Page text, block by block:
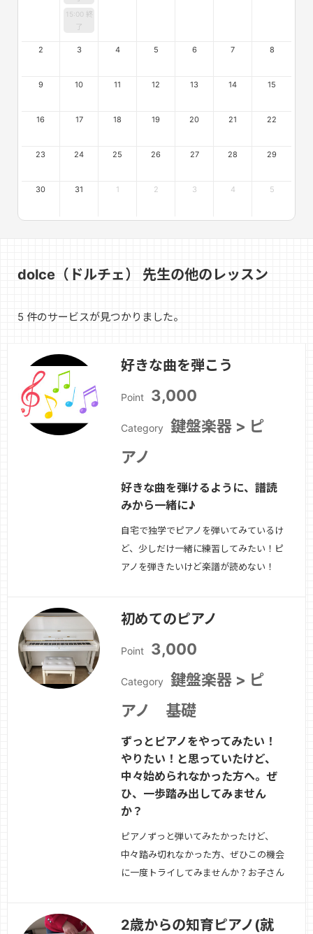
15:00 終
了
2 3 4 5 6 7 8
9 10 11 12 13 14 15
16 17 18 19 20 21 22
23 24 25 26 27 28 29
30 31 1 2 3 4 5
dolce（ドルチェ） 先生の他のレッスン
5 件のサービスが見つかりました。
好きな曲を弾こう
Point 3,000
Category
鍵盤楽器 > ピ
アノ
好きな曲を弾けるように、譜読
みから一緒に♪
自宅で独学でピアノを弾いてみているけ
ど、少しだけ一緒に練習してみたい！ピ
アノを弾きたいけど楽譜が読めない！
ます。一緒に練習させてください！
初めてのピアノ
Point 3,000
Category
鍵盤楽器 > ピ
アノ 基礎
ずっとピアノをやってみたい！
やりたい！と思っていたけど、
中々始められなかった方へ。ぜ
ひ、一歩踏み出してみません
か？
ピアノずっと弾いてみたかったけど、
中々踏み切れなかった方、ぜひこの機会
に一度トライしてみませんか？お子さん
っている方。ぜひ一度自宅でオンライン
2歳からの知育ピアノ(就